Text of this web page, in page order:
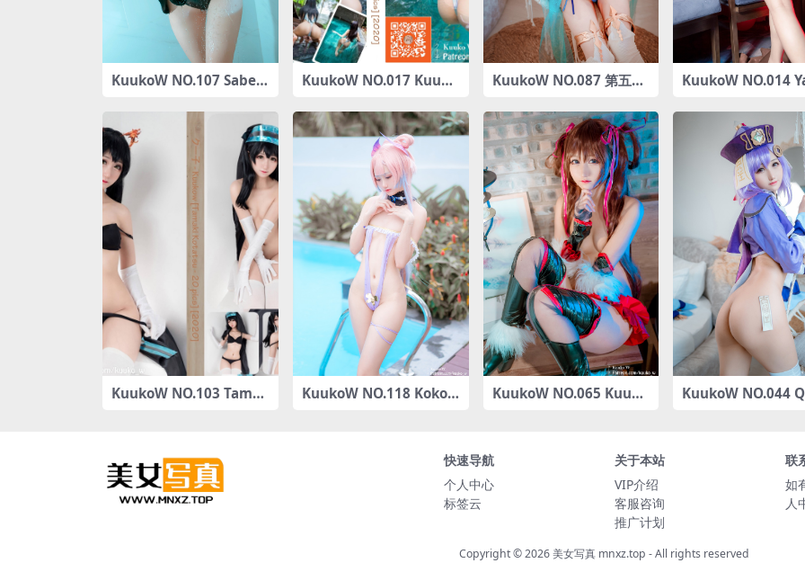
KuukoW NO.107 Saber
KuukoW NO.017 Kuuko
20
KuukoW NO.087 第五村
KuukoW NO.014
KuukoW NO.103 Tamak
KuukoW NO.118 Koko
KuukoW NO.065 Kuuko
KuukoW NO.044
快速导航
个人中心
标签云
关于本站
VIP介绍
客服咨询
推广计划
联
如
人
Copyright © 2026美女写真 mnxz.top - All rights reserved